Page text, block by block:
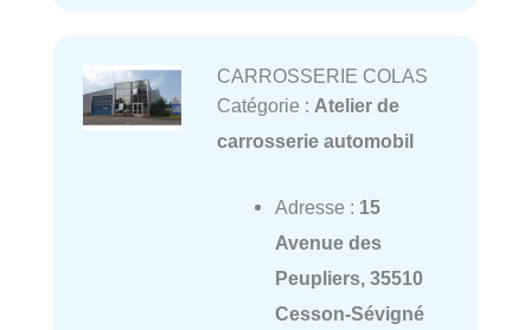
CARROSSERIE COLAS
Catégorie : Atelier de
carrosserie automobil
Adresse : 15
Avenue des
Peupliers, 35510
Cesson-Sévigné